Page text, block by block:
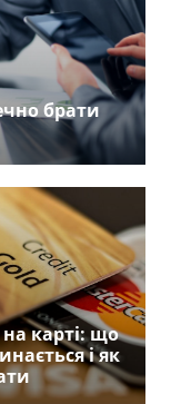
брати
карті: що
і як